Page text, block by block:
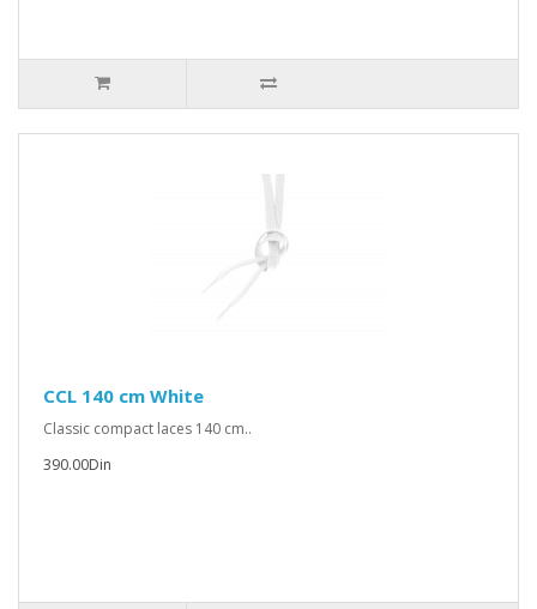
CCL 140 cm White
Classic compact laces 140 cm..
390.00Din